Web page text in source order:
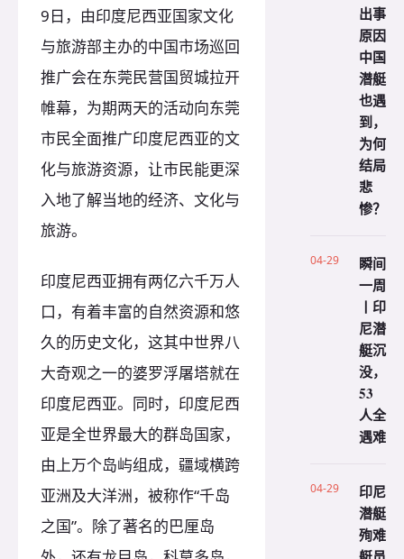
9日，由印度尼西亚国家文化
与旅游部主办的中国市场巡回
推广会在东莞民营国贸城拉开
帷幕，为期两天的活动向东莞
市民全面推广印度尼西亚的文
化与旅游资源，让市民能更深
入地了解当地的经济、文化与
旅游。
印度尼西亚拥有两亿六千万人
口，有着丰富的自然资源和悠
久的历史文化，这其中世界八
大奇观之一的婆罗浮屠塔就在
印度尼西亚。同时，印度尼西
亚是全世界最大的群岛国家，
由上万个岛屿组成，疆域横跨
亚洲及大洋洲，被称作“千岛
之国”。除了著名的巴厘岛
出事
原因
中国
潜艇
也遇
到，
为何
结局
悲
惨？
04-29
瞬间
一周
丨印
尼潜
艇沉
没，
53
人全
遇难
04-29
印尼
潜艇
殉难